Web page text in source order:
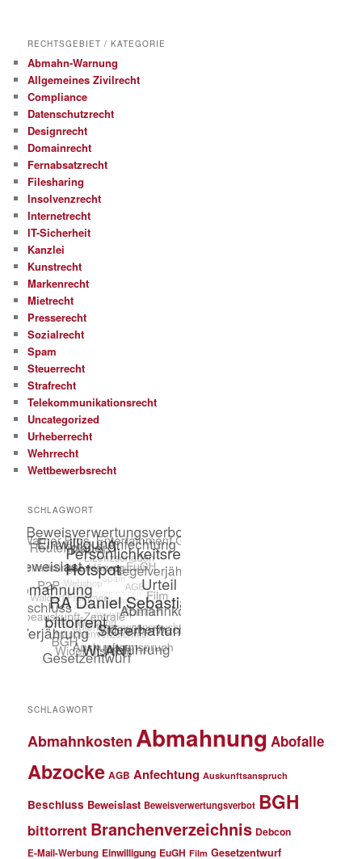
RECHTSGEBIET / KATEGORIE
Abmahn-Warnung
Allgemeines Zivilrecht
Compliance
Datenschutzrecht
Designrecht
Domainrecht
Fernabsatzrecht
Filesharing
Insolvenzrecht
Internetrecht
IT-Sicherheit
Kanzlei
Kunstrecht
Markenrecht
Mietrecht
Presserecht
Sozialrecht
Spam
Steuerrecht
Strafrecht
Telekommunikationsrecht
Uncategorized
Urheberrecht
Wehrrecht
Wettbewerbsrecht
SCHLAGWORT
SCHLAGWORT
Abmahnkosten Abmahnung Abofalle
Abzocke AGB Anfechtung Auskunftsanspruch
Beschluss Beweislast Beweisverwertungsverbot BGH
bittorrent Branchenverzeichnis Debcon
E-Mail-Werbung Einwilligung EuGH Film Gesetzentwurf